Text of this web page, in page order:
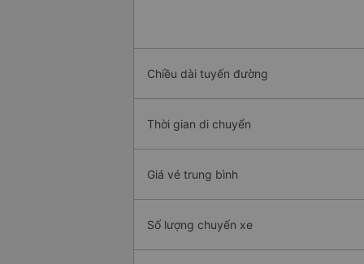
Chiều dài tuyến đường
Thời gian di chuyển
Giá vé trung bình
Số lượng chuyến xe